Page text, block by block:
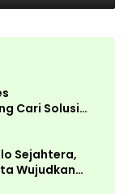
Cari Solusi
Sejahtera,
Wujudkan
Potensi